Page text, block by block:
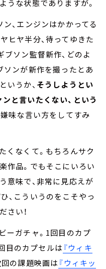
うな状態でありますが。
ン、エンジンはかかってる
ヒヤ半分、待ってゆきた
ブソン監督新作、どのよ
ソンが新作を撮ったとあ
いうか、 そうしようとい
と言いたくない、という
味な言い方をしてすみ
くなくて。もちろんサク
作品。でもそこにいろい
意味で、非常に見応えが
、こういうのをこそやっ
さい！
ーガチャ。1回目のカプ
目のカプセルは 『ウィキ
の課題映画は 『ウィキッ